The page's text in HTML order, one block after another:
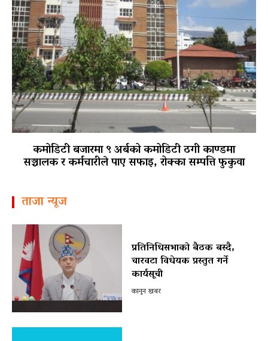
कमोडिटी बजारमा ९ अर्बको कमोडिटी ठगी काण्डमा
सञ्चालक र कर्मचारीले पाए सफाइ, रोक्का सम्पत्ति फुकुवा
ताजा न्यूज
प्रतिनिधिसभाको बैठक बस्दै,
चारवटा विधेयक प्रस्तुत गर्ने
कार्यसूची
कानून खबर